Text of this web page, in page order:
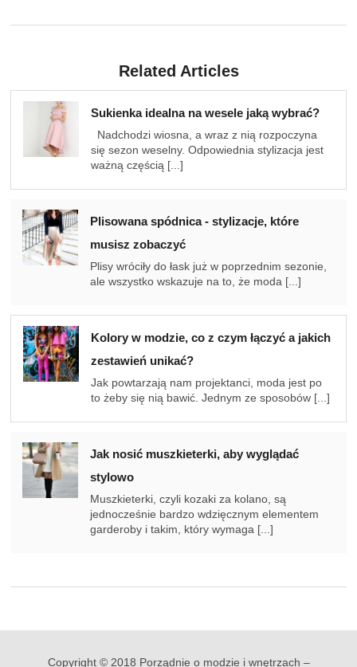
Related Articles
Sukienka idealna na wesele jaką wybrać?
Nadchodzi wiosna, a wraz z nią rozpoczyna
się sezon weselny. Odpowiednia stylizacja jest
ważną częścią [...]
Plisowana spódnica - stylizacje, które
musisz zobaczyć
Plisy wróciły do łask już w poprzednim sezonie,
ale wszystko wskazuje na to, że moda [...]
Kolory w modzie, co z czym łączyć a jakich
zestawień unikać?
Jak powtarzają nam projektanci, moda jest po
to żeby się nią bawić. Jednym ze sposobów [...]
Jak nosić muszkieterki, aby wyglądać
stylowo
Muszkieterki, czyli kozaki za kolano, są
jednocześnie bardzo wdzięcznym elementem
garderoby i takim, który wymaga [...]
Copyright © 2018 Porządnie o modzie i wnętrzach –